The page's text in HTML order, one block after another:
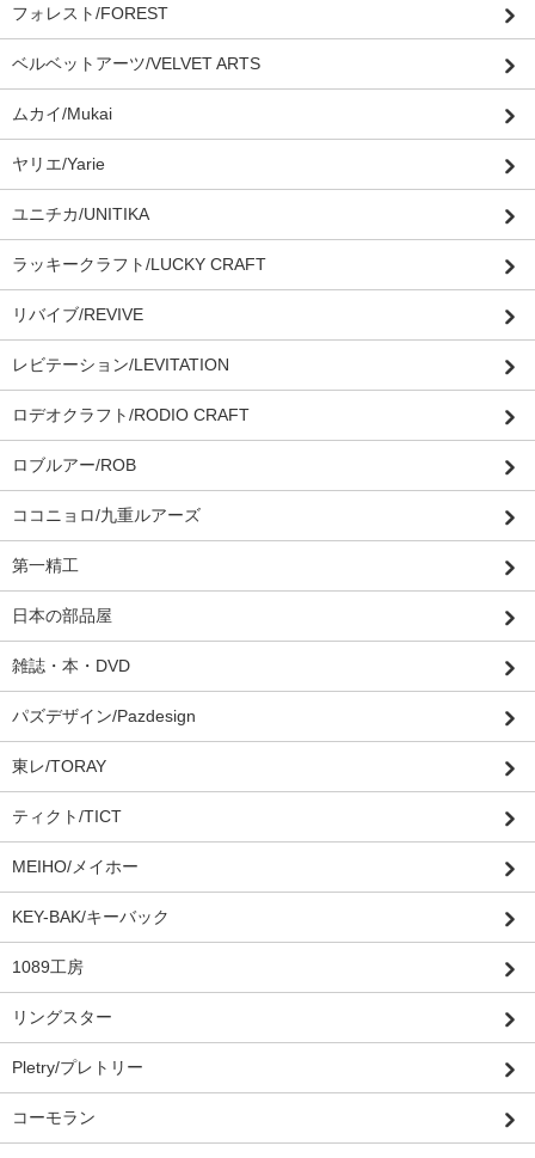
フォレスト/FOREST
ベルベットアーツ/VELVET ARTS
ムカイ/Mukai
ヤリエ/Yarie
ユニチカ/UNITIKA
ラッキークラフト/LUCKY CRAFT
リバイブ/REVIVE
レビテーション/LEVITATION
ロデオクラフト/RODIO CRAFT
ロブルアー/ROB
ココニョロ/九重ルアーズ
第一精工
日本の部品屋
雑誌・本・DVD
パズデザイン/Pazdesign
東レ/TORAY
ティクト/TICT
MEIHO/メイホー
KEY-BAK/キーバック
1089工房
リングスター
Pletry/プレトリー
コーモラン